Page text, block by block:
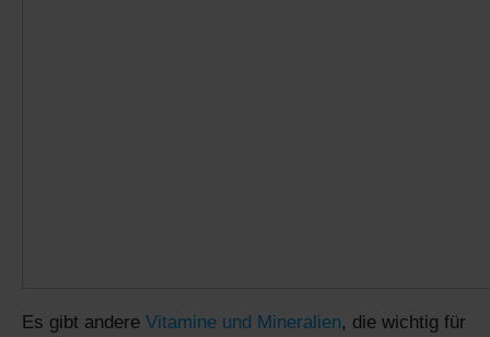
Es gibt andere Vitamine und Mineralien, die wichtig für